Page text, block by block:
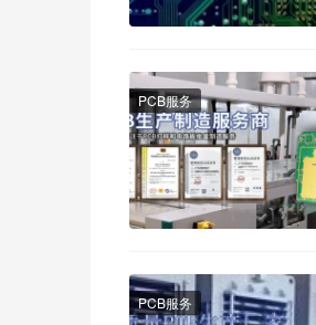
PCB服务
PCB服务